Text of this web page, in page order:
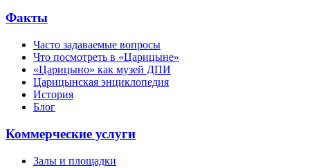
Факты
Часто задаваемые вопросы
Что посмотреть в «Царицыне»
«Царицыно» как музей ДПИ
Царицынская энциклопедия
История
Блог
Коммерческие услуги
Залы и площадки